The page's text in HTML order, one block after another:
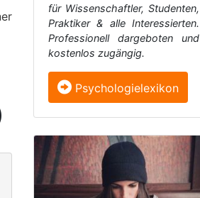
für Wissenschaftler, Studenten,
Praktiker & alle Interessierten.
Professionell dargeboten und
kostenlos zugängig.
Psychologielexikon